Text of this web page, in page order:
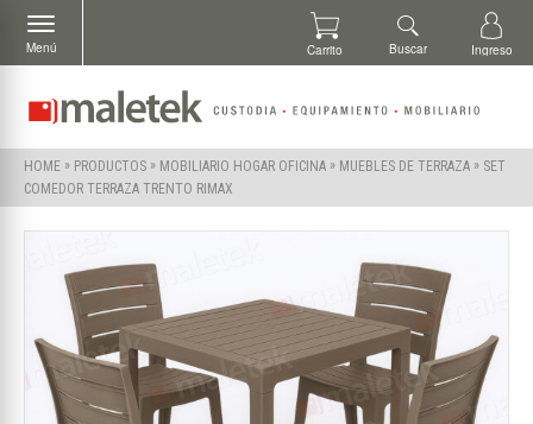
HOME » PRODUCTOS » MOBILIARIO HOGAR OFICINA » MUEBLES DE TERRAZA » SET
COMEDOR TERRAZA TRENTO RIMAX
Menú Carrito Buscar Ingreso